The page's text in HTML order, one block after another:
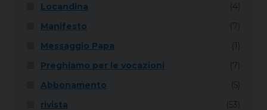
Locandina
(4)
Manifesto
(7)
Messaggio Papa
(1)
Preghiamo per le vocazioni
(7)
Abbonamento
(5)
rivista
(53)